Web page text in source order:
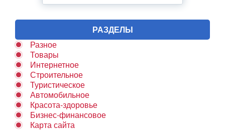
РАЗДЕЛЫ
Разное
Товары
Интернетное
Строительное
Туристическое
Автомобильное
Красота-здоровье
Бизнес-финансовое
Карта сайта